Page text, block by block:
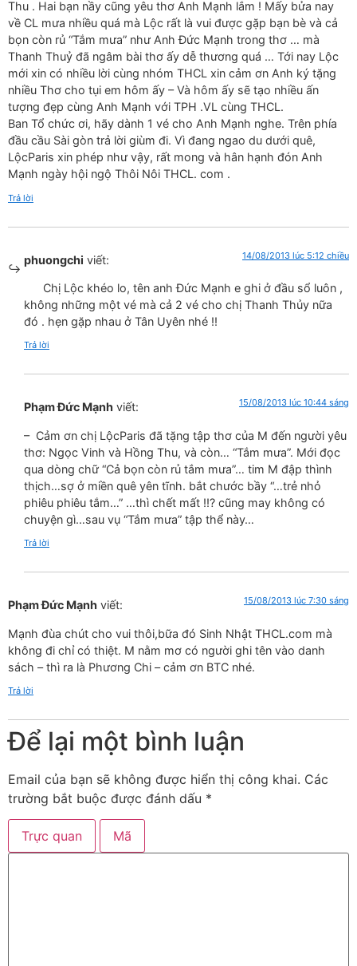
Thu . Hai bạn nầy cũng yêu thơ Anh Mạnh lắm ! Mấy bửa nay
về CL mưa nhiều quá mà Lộc rất là vui được gặp bạn bè và cả
bọn còn rủ “Tắm mưa” như Anh Đức Mạnh trong thơ … mà
Thanh Thuỷ đã ngâm bài thơ ấy dễ thương quá … Tới nay Lộc
mới xin có nhiều lời cùng nhóm THCL xin cảm ơn Anh ký tặng
nhiều Thơ cho tụi em hôm ấy – Và hôm ấy sẽ tạo nhiều ấn
tượng đẹp cùng Anh Mạnh với TPH .VL cùng THCL.
Ban Tổ chức ơi, hãy dành 1 vé cho Anh Mạnh nghe. Trên phía
đầu cầu Sài gòn trả lời giùm đi. Vì đang ngao du dưới quê,
LộcParis xin phép như vậy, rất mong và hân hạnh đón Anh
Mạnh ngày hội ngộ Thôi Nôi THCL. com .
Trả lời
phuongchi viết: 14/08/2013 lúc 5:12 chiều
Chị Lộc khéo lo, tên anh Đức Mạnh e ghi ở đầu sổ luôn ,
không những một vé mà cả 2 vé cho chị Thanh Thủy nữa
đó . hẹn gặp nhau ở Tân Uyên nhé !!
Trả lời
Phạm Đức Mạnh viết: 15/08/2013 lúc 10:44 sáng
– Cảm ơn chị LộcParis đã tặng tập thơ của M đến người yêu
thơ: Ngọc Vinh và Hồng Thu, và còn… “Tắm mưa”. Mới đọc
qua dòng chữ “Cả bọn còn rủ tắm mưa”… tim M đập thình
thịch…sợ ở miền quê yên tĩnh. bắt chước bầy “…trẻ nhỏ
phiêu phiêu tắm…” …thì chết mất !!? cũng may không có
chuyện gì…sau vụ “Tắm mưa” tập thể này…
Trả lời
Phạm Đức Mạnh viết: 15/08/2013 lúc 7:30 sáng
Mạnh đùa chút cho vui thôi,bữa đó Sinh Nhật THCL.com mà
không đi chỉ có thiệt. M nằm mơ có người ghi tên vào danh
sách – thì ra là Phương Chi – cảm ơn BTC nhé.
Trả lời
Để lại một bình luận
Email của bạn sẽ không được hiển thị công khai. Các
trường bắt buộc được đánh dấu *
Trực quan Mã